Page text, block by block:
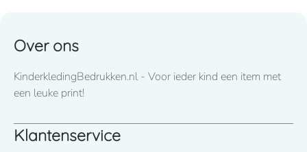
Over ons
KinderkledingBedrukken.nl - Voor ieder kind een item met
een leuke print!
Klantenservice